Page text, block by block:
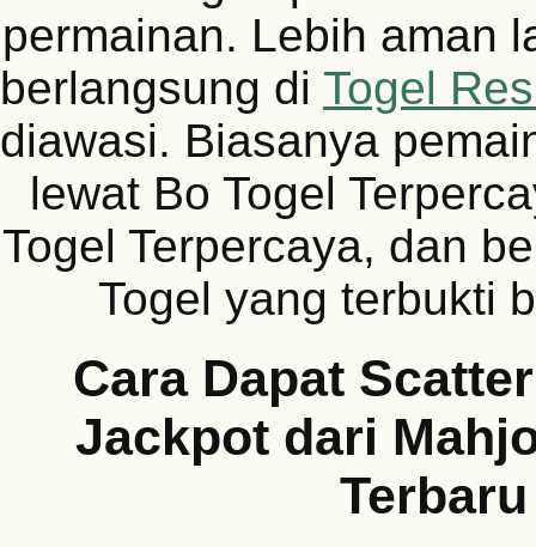
permainan. Lebih aman
berlangsung diTogel
diawasi. Biasanya
lewat Bo Togel
Togel Terpercaya, dan
Togel yang terbukti
Cara Dapat
Jackpot dari
Terbaru